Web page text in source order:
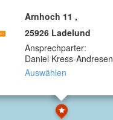
Arnhoch 11 ,
25926 Ladelund
Ansprechparter:
Daniel Kress-Andresen
Auswählen